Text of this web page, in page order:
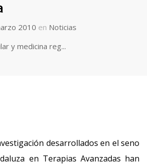
2010 en Noticias
y medicina reg...
desarrollados en el seno
en Terapias Avanzadas han